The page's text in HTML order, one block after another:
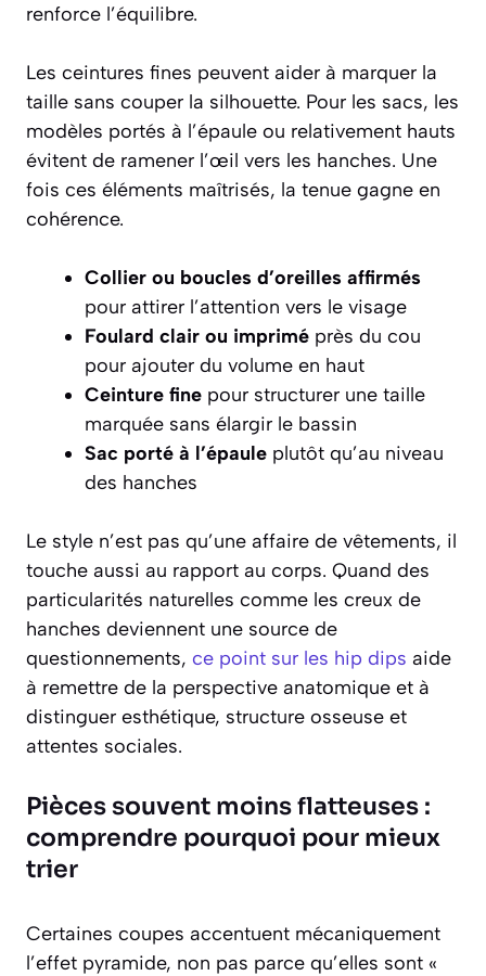
renforce l’équilibre.
Les ceintures fines peuvent aider à marquer la
taille sans couper la silhouette. Pour les sacs, les
modèles portés à l’épaule ou relativement hauts
évitent de ramener l’œil vers les hanches. Une
fois ces éléments maîtrisés, la tenue gagne en
cohérence.
Collier ou boucles d’oreilles affirmés
pour attirer l’attention vers le visage
Foulard clair ou imprimé près du cou
pour ajouter du volume en haut
Ceinture fine pour structurer une taille
marquée sans élargir le bassin
Sac porté à l’épaule plutôt qu’au niveau
des hanches
Le style n’est pas qu’une affaire de vêtements, il
touche aussi au rapport au corps. Quand des
particularités naturelles comme les creux de
hanches deviennent une source de
questionnements, ce point sur les hip dips aide
à remettre de la perspective anatomique et à
distinguer esthétique, structure osseuse et
attentes sociales.
Pièces souvent moins flatteuses :
comprendre pourquoi pour mieux
trier
Certaines coupes accentuent mécaniquement
l’effet pyramide, non pas parce qu’elles sont «